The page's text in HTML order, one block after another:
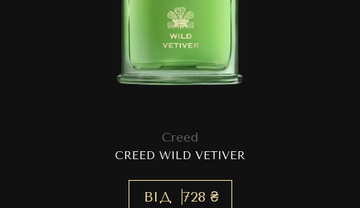
Creed
CREED WILD VETIVER
ВІД 728 ₴